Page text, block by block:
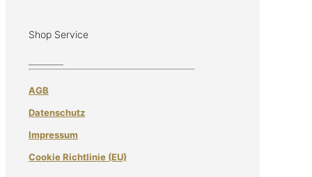
Shop Service
AGB
Datenschutz
Impressum
Cookie Richtlinie (EU)